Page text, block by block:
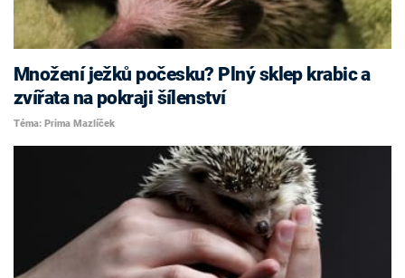
Množení ježků počesku? Plný sklep krabic a
zvířata na pokraji šílenství
Téma: Prima Mazlíček